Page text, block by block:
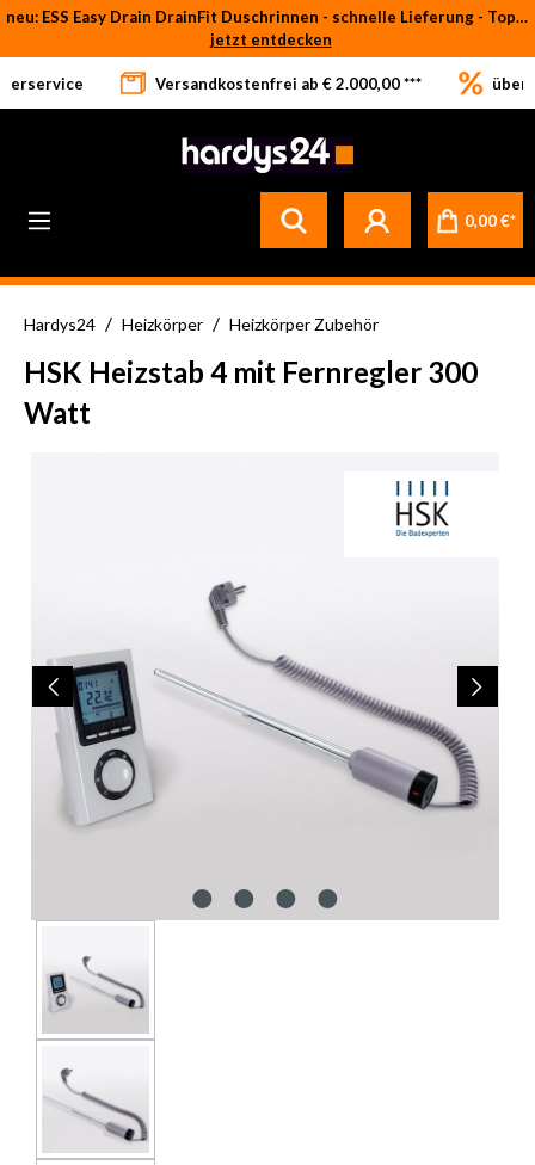
Zum Hauptinhalt springen
neu: ESS Easy Drain DrainFit Duschrinnen - schnelle Lieferung - Top-Preise
jetzt entdecken
Betrifft ausschließlich bei Bestellware-Fliesen: aufgrund der Werksferien in Italien und Spanien kommt es zu Verzögerungen bei der Verladung. Sämtliche Lagerware (sofort verfügbar) sowie alle anderen Produktgruppen versenden wir weiterhin regulär
Versandkostenfrei ab € 2.000,00 *** über
0,00 €*
Hardys24 / Heizkörper / Heizkörper Zubehör
HSK Heizstab 4 mit Fernregler 300
Watt